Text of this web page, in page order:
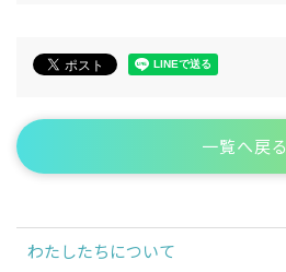
一覧へ戻る
わたしたちについて